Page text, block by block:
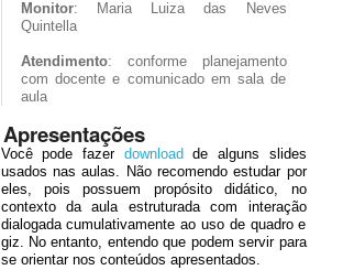
Monitor: Maria Luiza das Neves
Quintella
Atendimento: conforme planejamento
com docente e comunicado em sala de
aula
Apresentações
Você pode fazer download de alguns slides
usados nas aulas. Não recomendo estudar por
eles, pois possuem propósito didático, no
contexto da aula estruturada com interação
dialogada cumulativamente ao uso de quadro e
giz. No entanto, entendo que podem servir para
se orientar nos conteúdos apresentados.